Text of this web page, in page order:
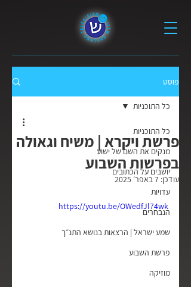
פוסט
כל התוכניות
מנקים את השם של ישוע
יושבים על הכתובים
עדויות
הנבחרים
שמע ישראל | הרצאות בנושא התנ״ך
פרשת השבוע
מוזיקה
כל התוכניות
פרשת ויקרא | משיח וגאולה
בפרשות השבוע
עודכן: 7 באפר׳ 2025
https://youtu.be/OWedfJl74wk